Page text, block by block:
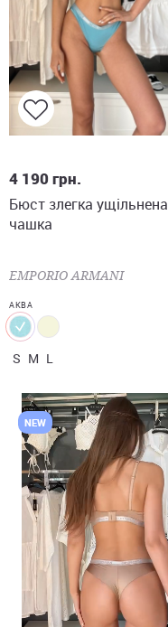
4 190грн.
Бюст злегка ущільнена
чашка
EMPORIO ARMANI
АКВА
S M L
NEW